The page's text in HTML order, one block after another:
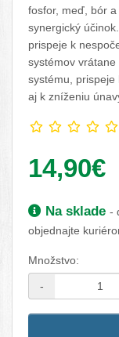
fosfor, meď, bór
synergický
prispeje k
systémov
systému,
aj k zníženiu
14,90€
Dostupnosť:
Na sklade -
objednajte
Množstvo:
-